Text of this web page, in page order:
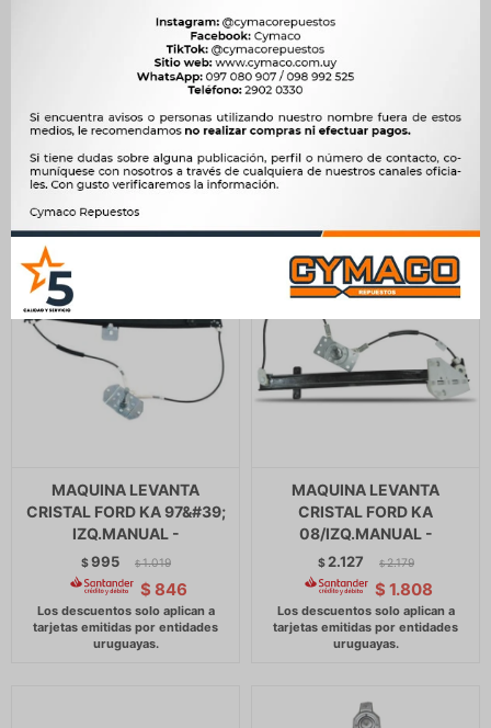
MAQUINA LEVANTA
CRISTAL CHEVROLET
DEL.DER.CHEVETTE 73/93
4P (40422) -
$630 $ 646
$ 536
MAQUINA LEVANTA
CRISTAL FORD COURIER
97/FIESTA 2P 96-03 DER
MANUAL -
$849 $ 870
$722
MAQUINA LEVANTA
CRISTAL FORD KA 97&#39;
IZQ.MANUAL -
$995 $ 1.019
$ 846
MAQUINA LEVANTA
CRISTAL FORD KA
08/IZQ.MANUAL -
$ 2.127 $ 2.179
$ 1.808